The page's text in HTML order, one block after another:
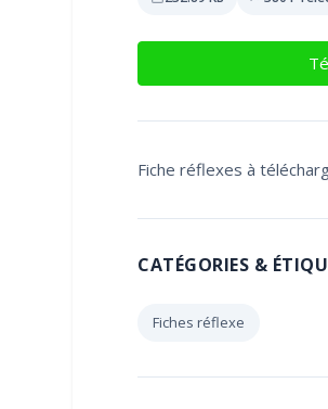
Fiche réflexes à
CATÉGORIES &
Fiches réflexe